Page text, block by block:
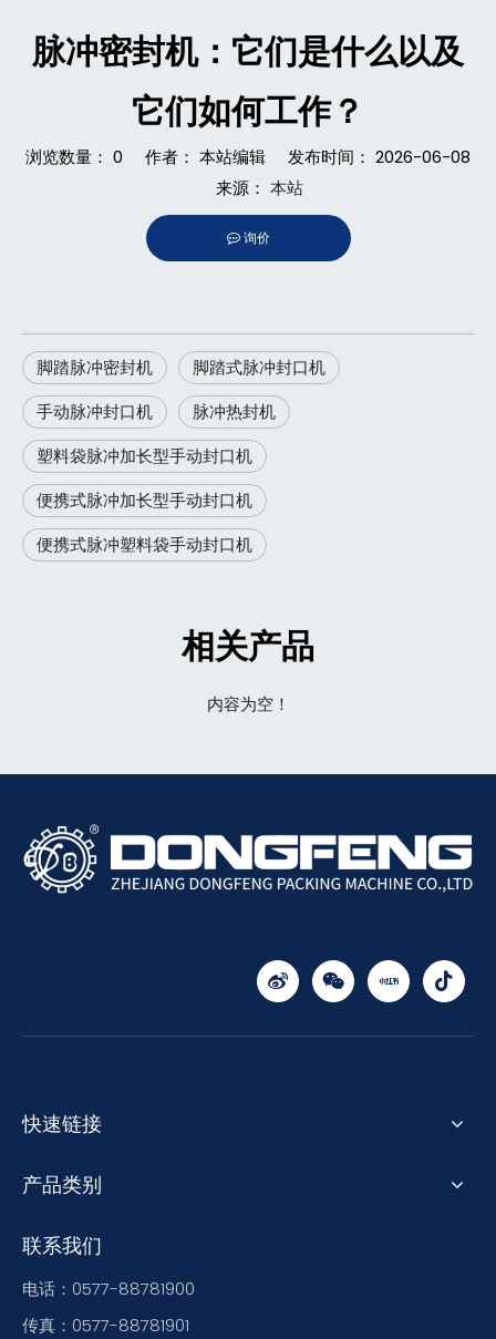
脉冲密封机：它们是什么以及
它们如何工作？
浏览数量： 0 作者： 本站编辑 发布时间： 2026-06-08
来源： 本站
询价
脚踏脉冲密封机
脚踏式脉冲封口机
手动脉冲封口机
脉冲热封机
塑料袋脉冲加长型手动封口机
便携式脉冲加长型手动封口机
便携式脉冲塑料袋手动封口机
相关产品
内容为空！
快速链接
产品类别
联系我们
电话：0577-88781900
传真：0577-88781901